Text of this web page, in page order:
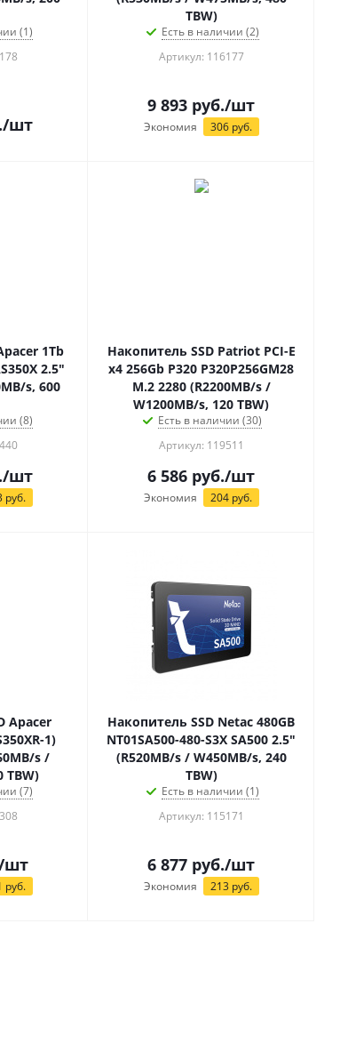
(1)
/шт
TBW)
Есть в наличии (2)
Артикул: 116177
9 893 руб./шт
Экономия 306руб.
1Tb
2.5"
s, 600
(8)
/шт
руб.
Накопитель SSD Patriot PCI-E
x4 256Gb P320 P320P256GM28
M.2 2280 (R2200MB/s /
W1200MB/s, 120 TBW)
Есть в наличии (30)
Артикул: 119511
6 586 руб./шт
Экономия 204руб.
Apacer
1)
s /
TBW)
(7)
шт
руб.
Накопитель SSD Netac 480GB
NT01SA500-480-S3X SA500 2.5"
(R520MB/s / W450MB/s, 240
TBW)
Есть в наличии (1)
Артикул: 115171
6 877 руб./шт
Экономия 213руб.